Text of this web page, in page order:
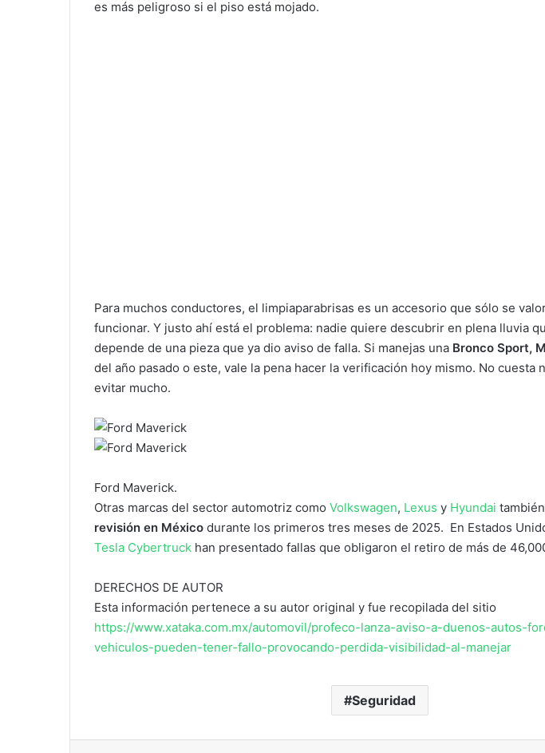
es más peligroso si el piso está mojado.
Para muchos conductores, el limpiaparabrisas es un accesorio que sólo se
funcionar. Y justo ahí está el problema: nadie quiere descubrir en plena lluvia
depende de una pieza que ya dio aviso de falla. Si manejas una Bronco Sport,
del año pasado o este, vale la pena hacer la verificación hoy mismo. No cuesta
evitar mucho.
Ford Maverick.
Otras marcas del sector automotriz como Volkswagen, Lexus y Hyundai
revisión en México durante los primeros tres meses de 2025. En Estados
Tesla Cybertruck han presentado fallas que obligaron el retiro de más de
DERECHOS DE AUTOR
Esta información pertenece a su autor original y fue recopilada del sitio
https://www.xataka.com.mx/automovil/profeco-lanza-aviso-a-duenos-autos-
vehiculos-pueden-tener-fallo-provocando-perdida-visibilidad-al-manejar
Seguridad